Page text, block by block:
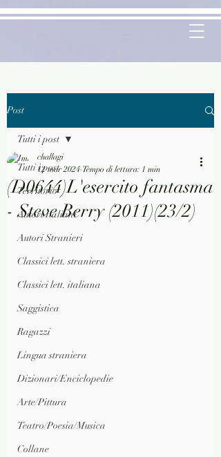
Post
Tutti i post
Territorio
Autori Italiani
Autori Stranieri
Classici lett. straniera
Classici lett. italiana
Saggistica
Ragazzi
Lingua straniera
Dizionari/Enciclopedie
Arte/Pittura
Teatro/Poesia/Musica
Collane
Tutti i post
(D0644)L'esercito fantasma
- Steve Berry (2011)(23/2)
challagi
12 mar 2024 Tempo di lettura: 1 min